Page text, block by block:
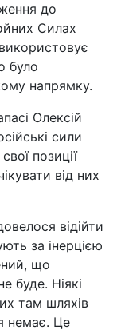
до
Силах
було
напрямку.
Олексій
сили
позиції
від них
відійти
за інерцією
що
буде. Ніякі
там шляхів
немає. Це